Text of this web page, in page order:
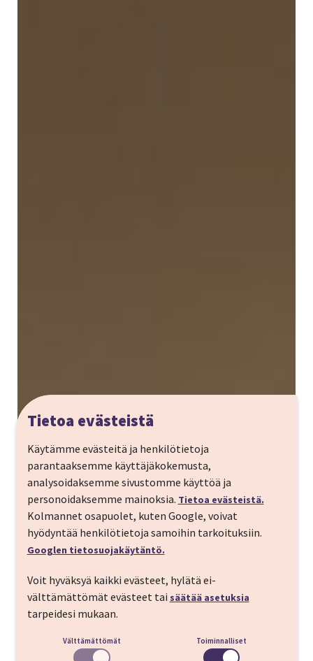
Tietoa evästeistä
Käytämme evästeitä ja henkilötietoja
parantaaksemme käyttäjäkokemusta,
analysoidaksemme sivustomme käyttöä ja
personoidaksemme mainoksia. Tietoa evästeistä.
Kolmannet osapuolet, kuten Google, voivat
hyödyntää henkilötietoja samoihin tarkoituksiin.
Googlen tietosuojakäytäntö.
Voit hyväksyä kaikki evästeet, hylätä ei-
välttämättömät evästeet tai säätää asetuksia
tarpeidesi mukaan.
Välttämättömät Toiminnalliset